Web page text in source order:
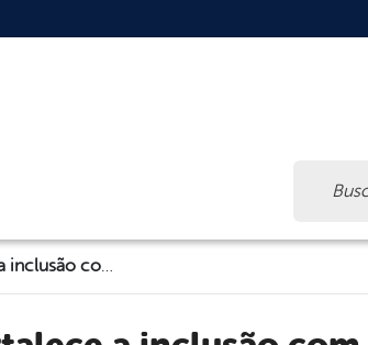
Prefeitura de Floresta fortalece a inclusão com a emissão da CIPTEA para pessoas com TEA